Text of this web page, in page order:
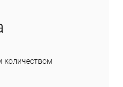
количеством